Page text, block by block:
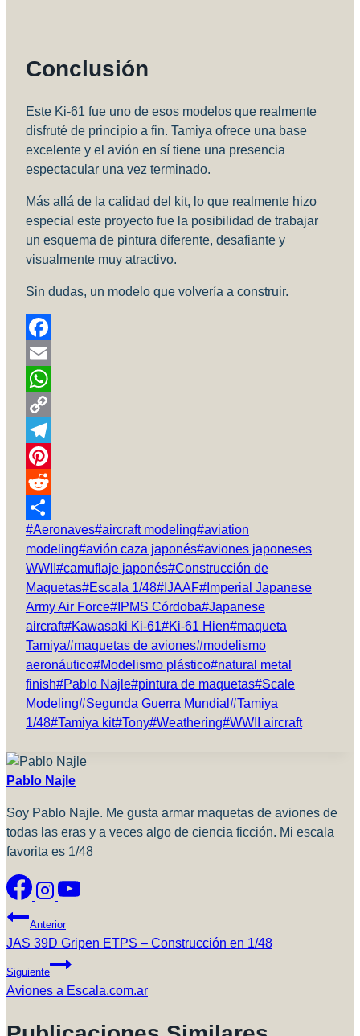
Conclusión
Este Ki-61 fue uno de esos modelos que realmente
disfruté de principio a fin. Tamiya ofrece una base
excelente y el avión en sí tiene una presencia
espectacular una vez terminado.
Más allá de la calidad del kit, lo que realmente hizo
especial este proyecto fue la posibilidad de trabajar
un esquema de pintura diferente, desafiante y
visualmente muy atractivo.
Sin dudas, un modelo que volvería a construir.
Facebook
Email
WhatsApp
Copy
Link
Telegram
Pinterest
Reddit
Compartir
Etiquetas
de
la
entrada:
#Aeronaves#aircraft modeling#aviation
modeling#avión caza japonés#aviones japoneses
WWII #camuflaje japonés#Construcción de
Maquetas#Escala 1/48# IJAAF# Imperial Japanese
Army Air Force# IPMS Córdoba#Japanese
aircraft#Kawasaki Ki-61#Ki-61 Hien#maqueta
Tamiya#maquetas de aviones#modelismo
aeronáutico#Modelismo plástico#natural metal
finish#Pablo Najle#pintura de maquetas#Scale
Modeling#Segunda Guerra Mundial #Tamiya
1/48#Tamiya kit#Tony#Weathering#WWII aircraft
Pablo Najle
Soy Pablo Najle. Me gusta armar maquetas de aviones de
todas las eras y a veces algo de ciencia ficción. Mi escala
favorita es 1/48
Navegación
De
Entradas
Anterior
JAS 39D Gripen ETPS – Construcción en 1/48
Siguiente
Aviones a Escala.com.ar